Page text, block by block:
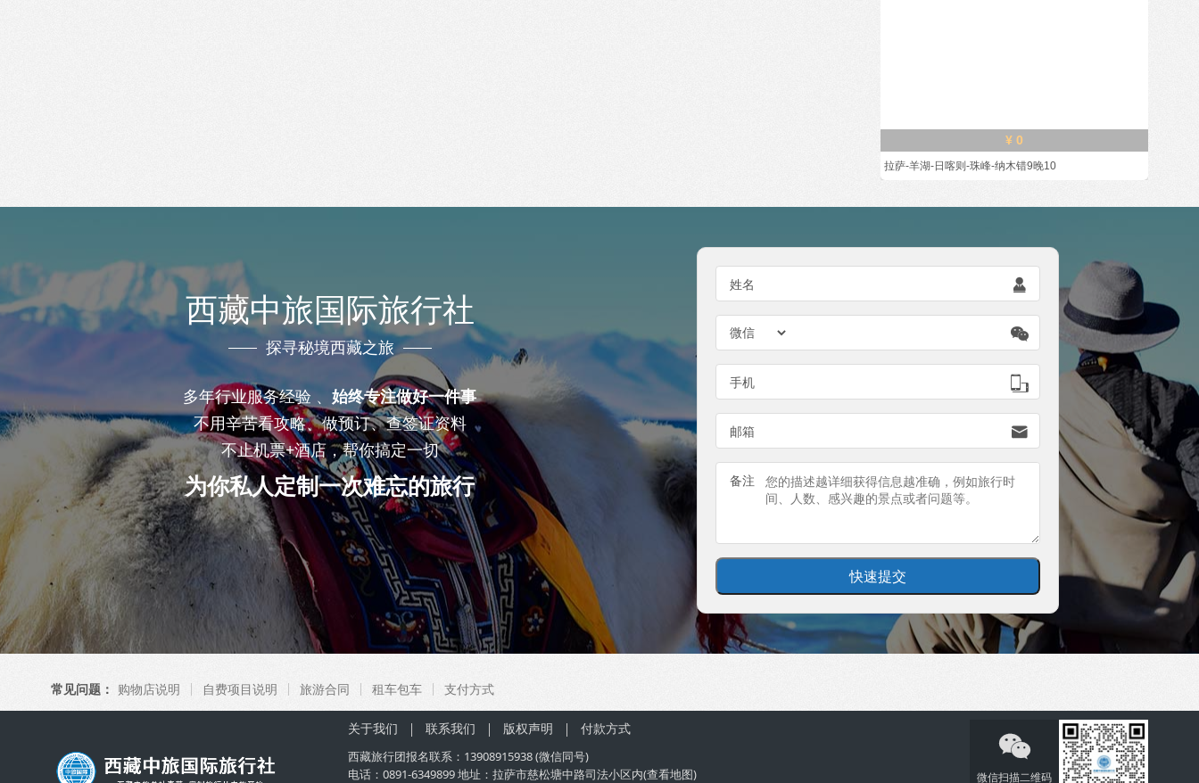
¥ 0
拉萨-羊湖-日喀则-珠峰-纳木错9晚10
西藏中旅国际旅行社
探寻秘境西藏之旅
多年行业服务经验 、 始终专注做好一件事
不用辛苦看攻略、做预订、查签证资料
不止机票+酒店，帮你搞定一切
为你私人定制一次难忘的旅行
姓名 

手机 
邮箱 
备注
常见问题： 购物店说明 自费项目说明 旅游合同 租车包车 支付方式
关于我们 联系我们 版权声明 付款方式
西藏旅行团报名联系： 13908915938(微信同号)
电话：0891-6349899 地址：拉萨市慈松塘中路司法小区内(查看地图)

微信扫描二维码